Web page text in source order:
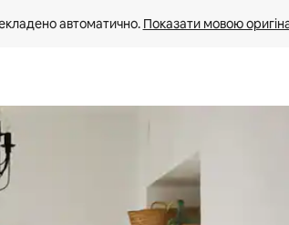
автоматично. Показати мовою